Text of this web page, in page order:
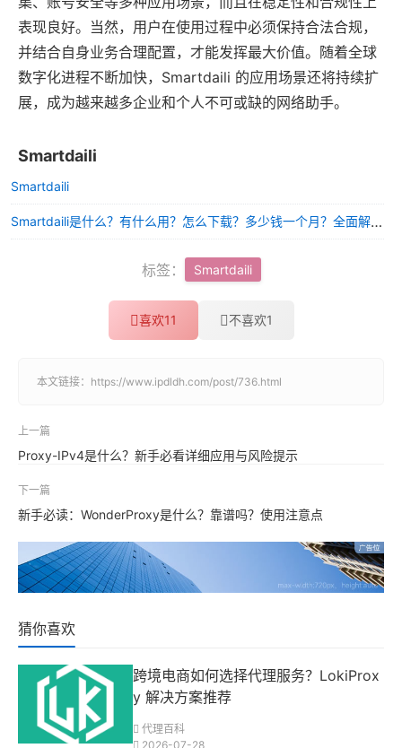
表现良好。当然，用户在使用过程中必须保持合法合规，
并结合自身业务合理配置，才能发挥最大价值。随着全球
数字化进程不断加快，Smartdaili 的应用场景还将持续扩
展，成为越来越多企业和个人不可或缺的网络助手。
Smartdaili
Smartdaili
Smartdaili是什么？有什么用？怎么下载？多少钱一个月？全面解析指南
标签： Smartdaili
喜欢11 不喜欢1
本文链接： https://www.ipdldh.com/post/736.html
上一篇
Proxy-IPv4是什么？新手必看详细应用与风险提示
下一篇
新手必读：WonderProxy是什么？靠谱吗？使用注意点
猜你喜欢
跨境电商如何选择代理服务？LokiProx
y 解决方案推荐
代理百科
2026-07-28